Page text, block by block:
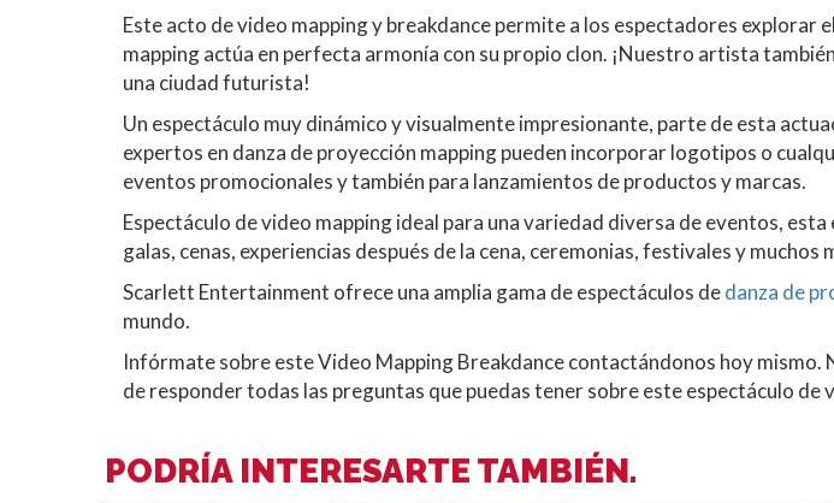
Este acto de video mapping y breakdance permite a los espectadores
mapping actúa en perfecta armonía con su propio clon. ¡Nuestro artista
una ciudad futurista!
Un espectáculo muy dinámico y visualmente impresionante, parte de esta
expertos en danza de proyección mapping pueden incorporar logotipos o
eventos promocionales y también para lanzamientos de productos y marcas.
Espectáculo de video mapping ideal para una variedad diversa de eventos,
galas, cenas, experiencias después de la cena, ceremonias, festivales y muchos
Scarlett Entertainment ofrece una amplia gama de espectáculos dedanza de
mundo.
Infórmate sobre este Video Mapping Breakdance contactándonos hoy mismo.
de responder todas las preguntas que puedas tener sobre este espectáculo
PODRÍA INTERESARTE TAMBIÉN.